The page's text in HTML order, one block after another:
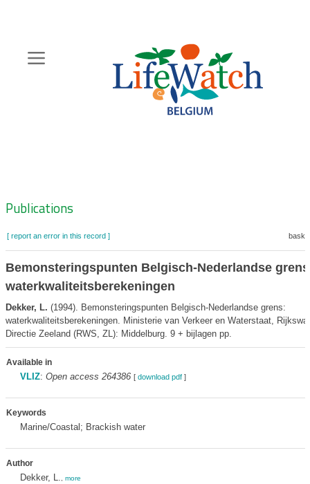
content
Zoeknavigatie
Publications
[ report an error in this record ]
Bemonsteringspunten Belgisch-Nederlandse
waterkwaliteitsberekeningen
Dekker, L. (1994). Bemonsteringspunten Belgisch-Nederlandse grens:
waterkwaliteitsberekeningen. Ministerie van Verkeer en Waterstaat,
Directie Zeeland (RWS, ZL): Middelburg. 9 + bijlagen pp.
Available in
VLIZ: Open access 264386 [ download pdf]
Keywords
Marine/Coastal; Brackish water
Author
Dekker, L. more